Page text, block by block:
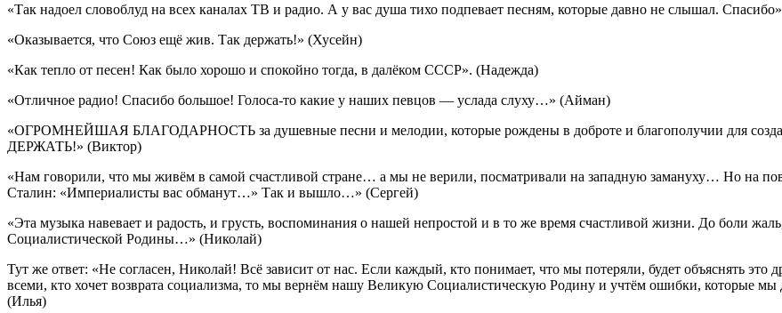
«Так надоел словоблуд на всех каналах ТВ и радио. А у вас душа тихо подпевает песням, которые давно не слышал.
«Оказывается, что Союз ещё жив. Так держать!» (Хусейн)
«Как тепло от песен! Как было хорошо и спокойно тогда, в далёком СССР». (Надежда)
«Отличное радио! Спасибо большое! Голоса-то какие у наших певцов — услада слуху…» (Айман)
«ОГРОМНЕЙШАЯ БЛАГОДАРНОСТЬ за душевные песни и мелодии, которые рождены в доброте и благополучии для
ДЕРЖАТЬ!» (Виктор)
«Нам говорили, что мы живём в самой счастливой стране… а мы не верили, посматривали на западную замануху… Но на
Сталин: «Империалисты вас обманут…» Так и вышло…» (Сергей)
«Эта музыка навевает и радость, и грусть, воспоминания о нашей непростой и в то же время счастливой жизни. До боли
Социалистической Родины…» (Николай)
Тут же ответ: «Не согласен, Николай! Всё зависит от нас. Если каждый, кто понимает, что мы потеряли, будет объяснять это
всеми, кто хочет возврата социализма, то мы вернём нашу Великую Социалистическую Родину и учтём ошибки, которые мы
(Илья)